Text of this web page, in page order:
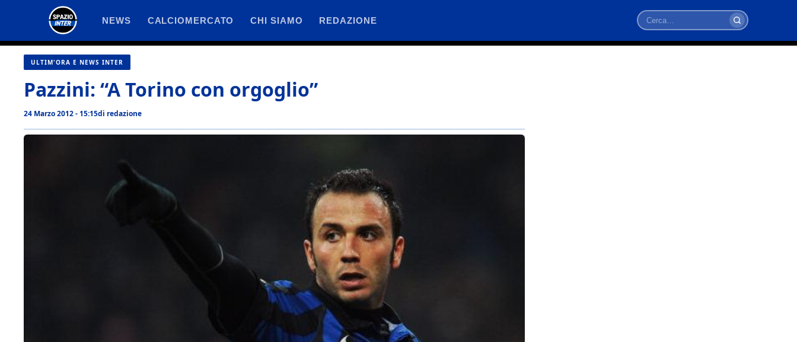
contenuto
NEWS CALCIOMERCATO CHI SIAMO REDAZIONE
Cerca
ULTIM'ORA E NEWS INTER
Pazzini: “A Torino con orgoglio”
24 Marzo 2012 - 15:15di redazione